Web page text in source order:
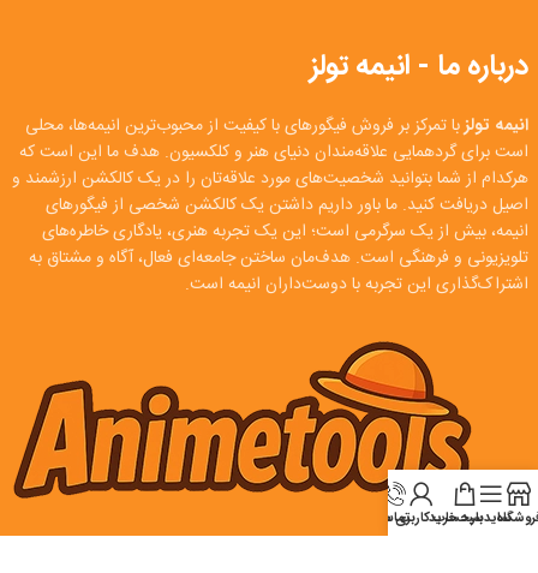
درباره ما - انیمه تولز
انیمه تولزبا تمرکز بر فروش فیگورهای با کیفیت از محبوب‌ترین انیمه‌ها، محلی
است برای گردهمایی علاقه‌مندان دنیای هنر و کلکسیون. هدف ما این است که
هرکدام از شما بتوانید شخصیت‌های مورد علاقه‌تان را در یک کالکشن ارزشمند و
اصیل دریافت کنید. ما باور داریم داشتن یک کالکشن شخصی از فیگورهای
انیمه، بیش از یک سرگرمی است؛ این یک تجربه هنری، یادگاری خاطره‌های
تلویزیونی و فرهنگی است. هدف‌مان ساختن جامعه‌ای فعال، آگاه و مشتاق به
اشتراک‌گذاری این تجربه با دوست‌داران انیمه است.
سایدبارسبد خرید
حساب کاربری من
تماس